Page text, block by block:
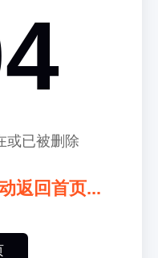
或已被删除
返回首页...